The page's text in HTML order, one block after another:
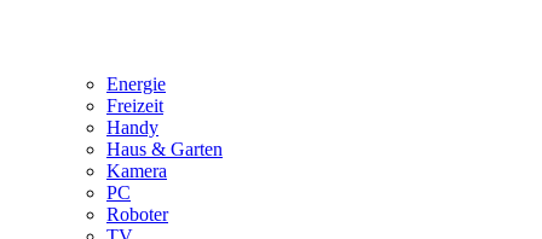
Energie
Freizeit
Handy
Haus & Garten
Kamera
PC
Roboter